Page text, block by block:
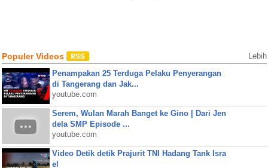
Populer Videos Lebih
Penampakan 25 Terduga Pelaku Penyerangan
di Tangerang dan Jak...
youtube.com
Serem, Wulan Marah Banget ke Gino | Dari Jen
dela SMP Episode ...
youtube.com
Video Detik detik Prajurit TNI Hadang Tank Isra
el